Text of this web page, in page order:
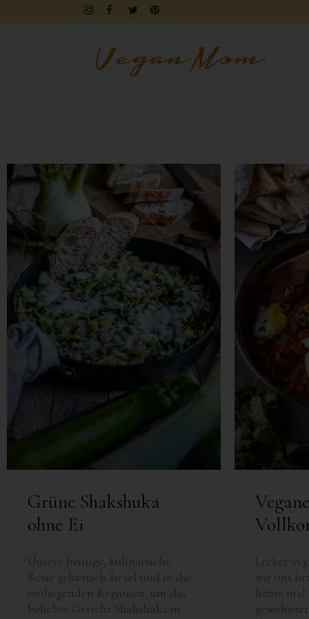
BROTZEIT
DIPS & AUFSTRICHE
FINGERFOOD & SNACKS
DRINKS, SHAKES & SMOOTHIE
SÜSSES
KUCHEN, TARTES & TORTEN
VEGAN BASIC
GRILLEN & PICKNICK
Grüne Shakshuka
ohne Ei
Unsere heutige, kulinarische
Reise geht nach Israel und in die
umliegenden Regionen, um das
beliebte Gericht Shakshuka in
Lecker
wir uns
heute mal